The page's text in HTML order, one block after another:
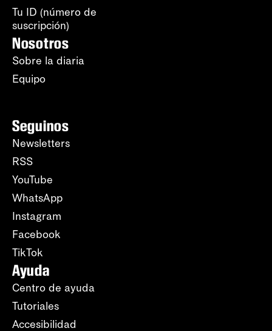
Tu ID (número de
suscripción)
Nosotros
Sobre la diaria
Equipo
Seguinos
Newsletters
RSS
YouTube
WhatsApp
Instagram
Facebook
TikTok
Ayuda
Centro de ayuda
Tutoriales
Accesibilidad